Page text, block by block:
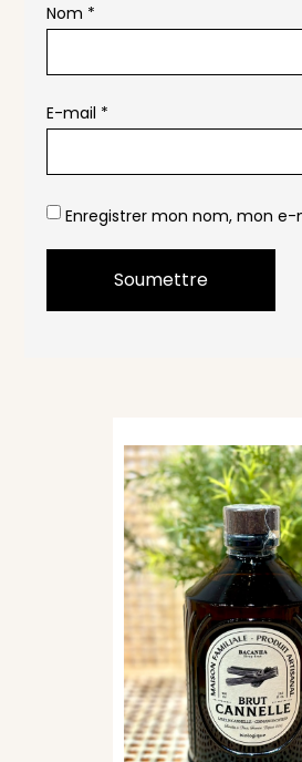
Nom *
E-mail *
Enregistrer mon nom, mon